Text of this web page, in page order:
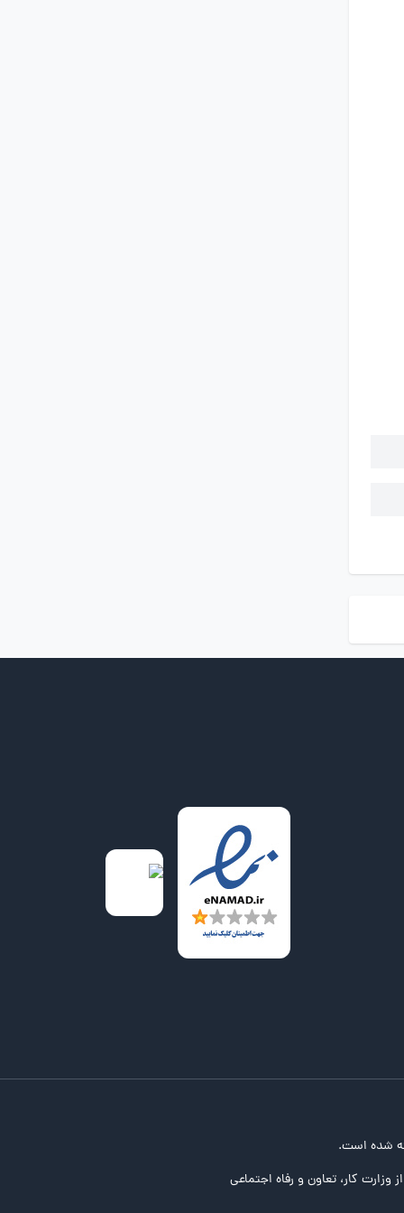
شده است.
وزارت کار، تعاون و رفاه اجتماعی